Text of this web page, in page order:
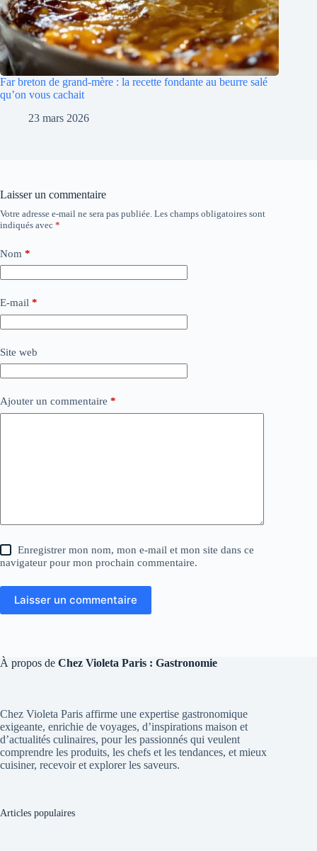
Far breton de grand-mère : la recette fondante au beurre salé
qu’on vous cachait
23 mars 2026
Laisser un commentaire
Votre adresse e-mail ne sera pas publiée. Les champs obligatoires sont
indiqués avec *
Nom *
E-mail *
Site web
Ajouter un commentaire *
Enregistrer mon nom, mon e-mail et mon site dans ce
navigateur pour mon prochain commentaire.
Laisser un commentaire
À propos de Chez Violeta Paris : Gastronomie
Chez Violeta Paris affirme une expertise gastronomique
exigeante, enrichie de voyages, d’inspirations maison et
d’actualités culinaires, pour les passionnés qui veulent
comprendre les produits, les chefs et les tendances, et mieux
cuisiner, recevoir et explorer les saveurs.
Articles populaires